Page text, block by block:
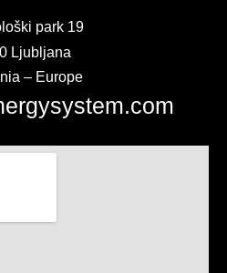
park 19
Ljubljana
– Europe